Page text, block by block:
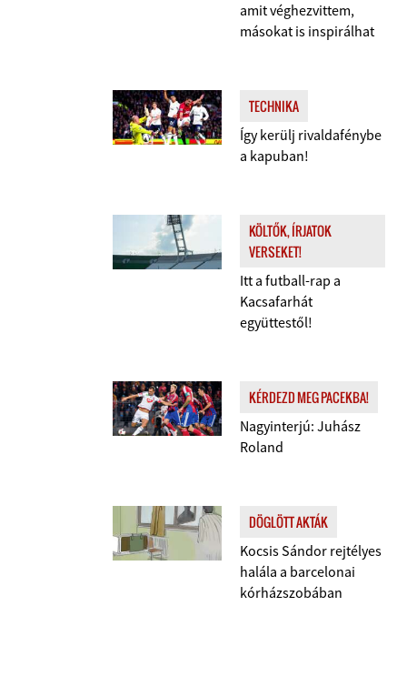
amit véghezvittem,
másokat is inspirálhat
TECHNIKA
Így kerülj rivaldafénybe
a kapuban!
KÖLTŐK, ÍRJATOK
VERSEKET!
Itt a futball-rap a
Kacsafarhát
együttestől!
KÉRDEZD MEG PACEKBA!
Nagyinterjú: Juhász
Roland
DÖGLÖTT AKTÁK
Kocsis Sándor rejtélyes
halála a barcelonai
kórházszobában